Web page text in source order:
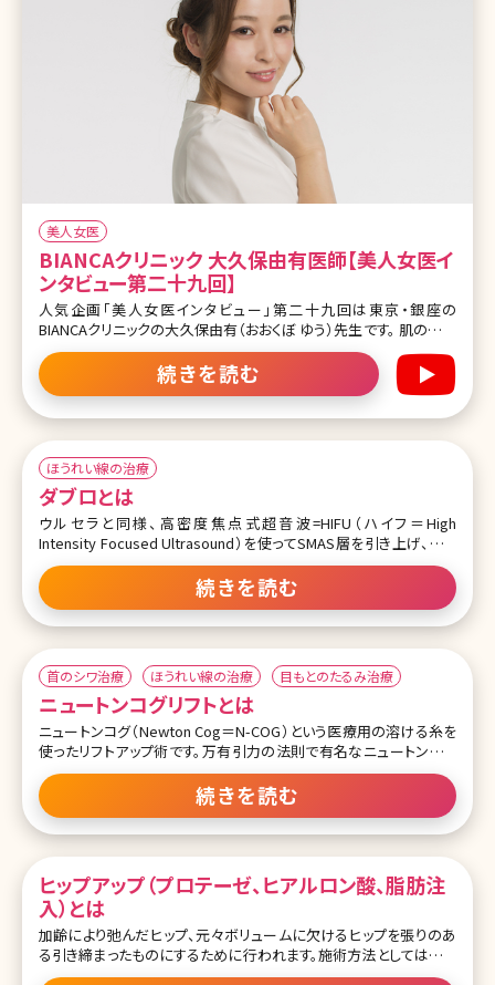
美人女医
BIANCAクリニック 大久保由有医師【美人女医イ
ンタビュー第二十九回】
人気企画「美人女医インタビュー」第二十九回は東京・銀座の
BIANCAクリニックの大久保由有（おおくぼ ゆう）先生です。 肌の治療
を中心として、オペ系の症例も豊富、美容に対する熱い思いと研究熱
心な一面をもつ大久保先生。日々インスタグラムで発信する美容情
報は多くのファンを生んでいます。 みんな気になる大久保先生自身
続きを読む
ほうれい線の治療
ダブロとは
ウルセラと同様、高密度焦点式超音波=HIFU（ハイフ＝High
Intensity Focused Ultrasound）を使ってSMAS層を引き上げ、たる
みを改善する切らないフェイスリフト治療です。熱のエネルギーによっ
て皮膚のたんぱく質が変性し、即効性ある引き締め効果（スキンタイ
トニング）が得られ、創傷治癒作用がもたらすコラーゲンの生成促進
によって徐々にハリが増していくという点もウルセラと同じです。
ダブロはウルセラと比べて熱が広く分散して作用するため、痛みが少
ないという特徴があります。面で皮膚を引き上げることが可能なの
で、フェイスラインのたるみ改善にも適しています。効果の持続期間
はウルセラに比べて短めですが、ウルセラより施術費用が安価である
こともメリットでしょう。ウルセラのアフターケアとしてダブロの施術を
受けるとより効果的です。
なお、ウルセラはアメリカで開発されたマシンでFDA(米国食品医薬
品局）の認可を受けていますが、ダブロは韓国で開発されたマシンな
のでKFDA（韓国食品医薬品局）の認可のみ受けておりFDAの認可は
受けていません。
続きを読む
首のシワ治療 ほうれい線の治療
目もとのたるみ治療
輪郭のたるみ治療
ニュートンコグリフトとは
ニュートンコグ（Newton Cog＝N-COG）という医療用の溶ける糸を
使ったリフトアップ術です。万有引力の法則で有名なニュートンにち
なんで重力によるたるみを支える意味でニュートンコグいう名称が
付けられました。
ニュートンコグリフトで使う糸は従来の医療用の糸と異なり、糸自体
実感できます。
ニュートンコグの糸は半年から1年ほどで体内に吸収されていきます
が、糸の周辺にコラーゲンが生成され、吸収された後もたるみ改善
続きを読む
ヒップアップ（プロテーゼ、ヒアルロン酸、脂肪注
入）とは
加齢により弛んだヒップ、元々ボリュームに欠けるヒップを張りのあ
る引き締まったものにするために行われます。施術方法としてはプロ
テーゼ挿入、ヒアルロン酸、脂肪注入があります。